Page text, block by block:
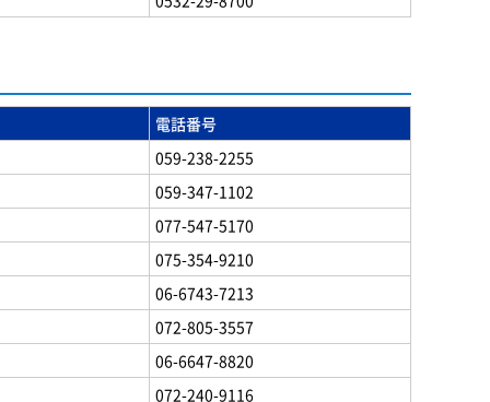
電話番号
059-238-2255
059-347-1102
077-547-5170
075-354-9210
06-6743-7213
072-805-3557
06-6647-8820
072-240-9116